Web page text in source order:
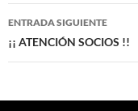
entradas
ENTRADA SIGUIENTE
¡¡ ATENCIÓN SOCIOS !!